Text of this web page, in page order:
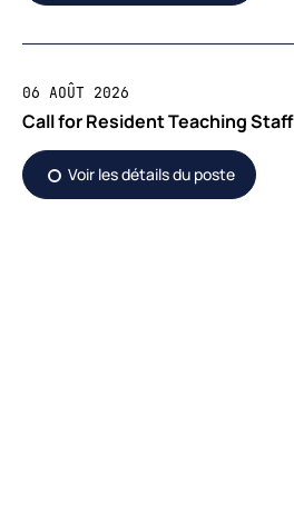
06 AOÛT 2026
Call for Resident Teaching Staff
Voir les détails du poste